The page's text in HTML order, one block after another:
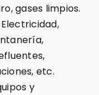
gases limpios.
etc.
y